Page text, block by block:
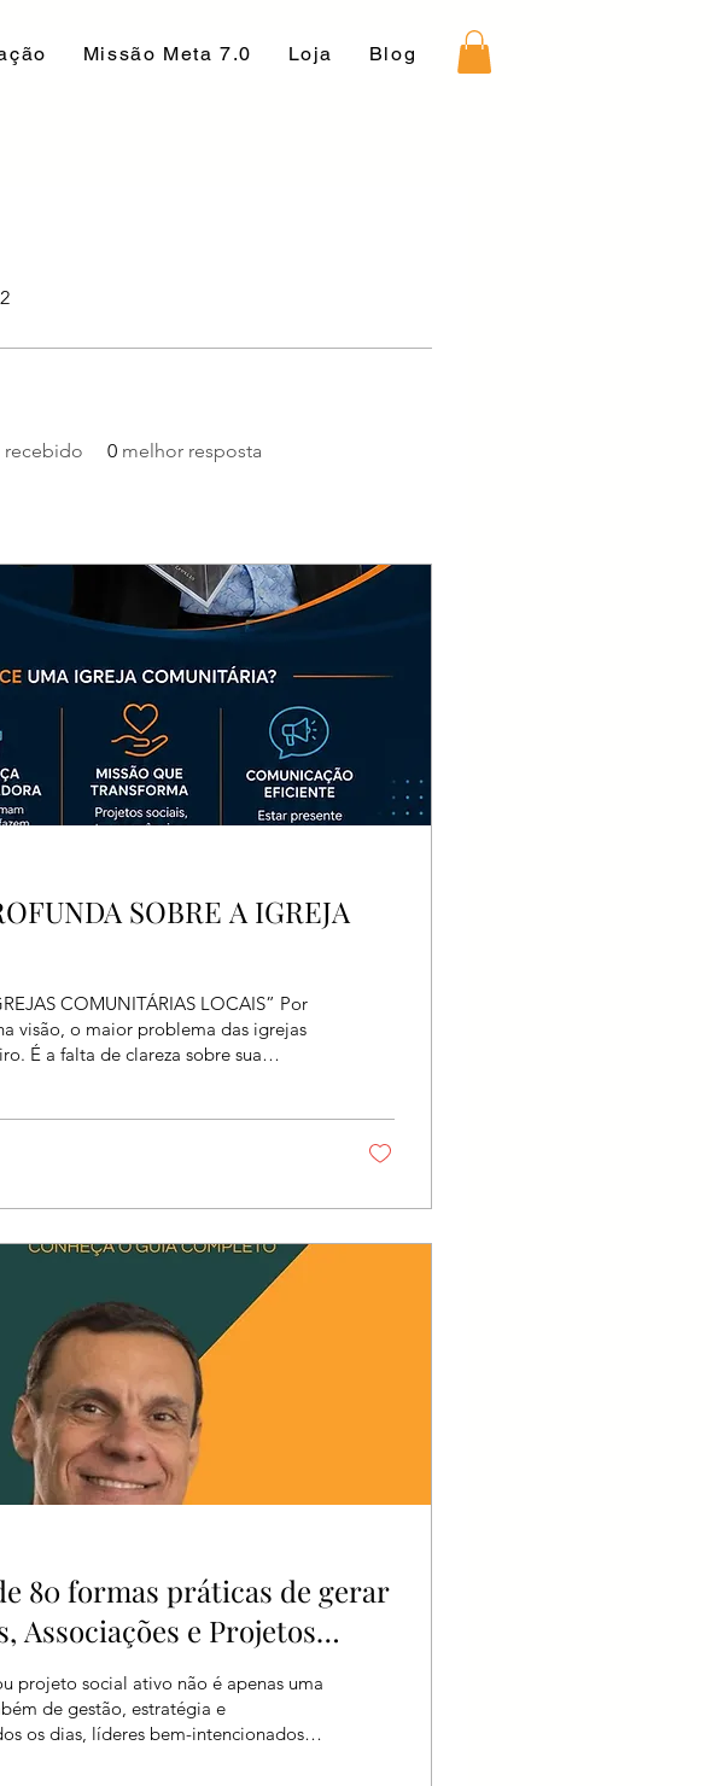
Missão Meta 7.0 Loja Blog
recebido 0 melhor resposta
SOBRE A IGREJA
COMUNITÁRIAS LOCAIS” Por
visão, o maior problema das igrejas
É a falta de clareza sobre sua
para a família, ajuda
80 formas práticas de gerar
Associações e Projetos
projeto social ativo não é apenas uma
de gestão, estratégia e
os dias, líderes bem-intencionados